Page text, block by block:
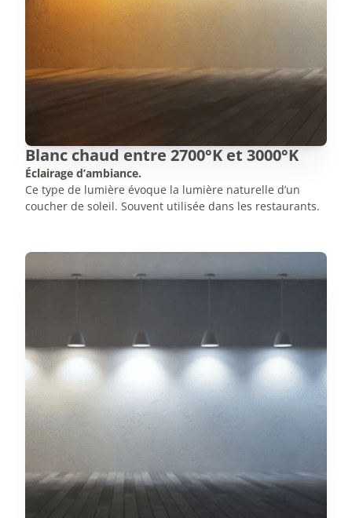
Blanc chaud entre 2700°K et 3000°K
Éclairage d’ambiance.
Ce type de lumière évoque la lumière naturelle d’un
coucher de soleil. Souvent utilisée dans les restaurants.